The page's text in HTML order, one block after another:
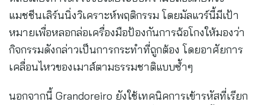
แมชชีนเลิร์นนิ่งวิเคราะห์พฤติกรรม โดยมัลแวร์นี้มีเป้า
หมายเพื่อหลอกล่อเครื่องมือป้องกันการฉ้อโกงให้มองว่า
กิจกรรมดังกล่าวเป็นการกระทำที่ถูกต้อง โดยอาศัยการ
เคลื่อนไหวของเมาส์ตามธรรมชาติแบบซ้ำๆ
นอกจากนี้ Grandoreiro ยังใช้เทคนิคการเข้ารหัสที่เรียก